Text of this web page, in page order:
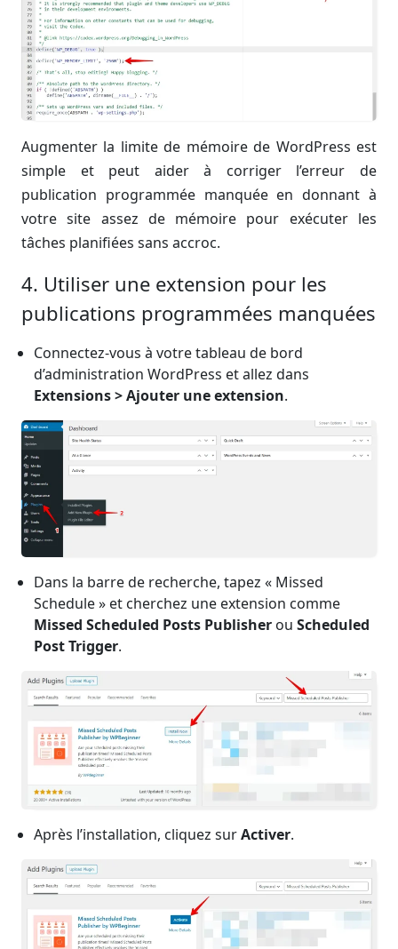
Augmenter la limite de mémoire de WordPress est
simple et peut aider à corriger l’erreur de
publication programmée manquée en donnant à
votre site assez de mémoire pour exécuter les
tâches planifiées sans accroc.
4. Utiliser une extension pour les
publications programmées manquées
Connectez-vous à votre tableau de bord
d’administration WordPress et allez dans
Extensions > Ajouter une extension.
Dans la barre de recherche, tapez « Missed
Schedule » et cherchez une extension comme
Missed Scheduled Posts Publisher ouScheduled
Post Trigger.
Après l’installation, cliquez surActiver.